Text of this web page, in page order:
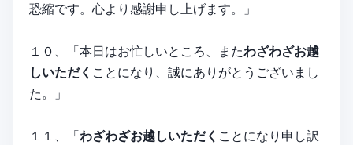
恐縮です。心より感謝申し上げます。」
１０、「本日はお忙しいところ、またわざわざお越
しいただく ことになり、誠にありがとうございまし
た。」
１１、「わざわざお越しいただく ことになり申し訳